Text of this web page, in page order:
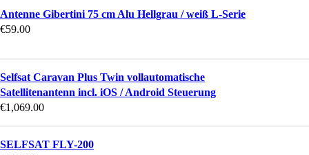
Antenne Gibertini 75 cm Alu Hellgrau / weiß L-Serie
€59.00
Selfsat Caravan Plus Twin vollautomatische
Satellitenantenn incl. iOS / Android Steuerung
€1,069.00
SELFSAT FLY-200